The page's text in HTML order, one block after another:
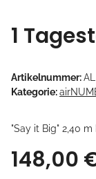
1
Artikelnummer:
Kategorie:
"Say it Big" 2,40
148,00